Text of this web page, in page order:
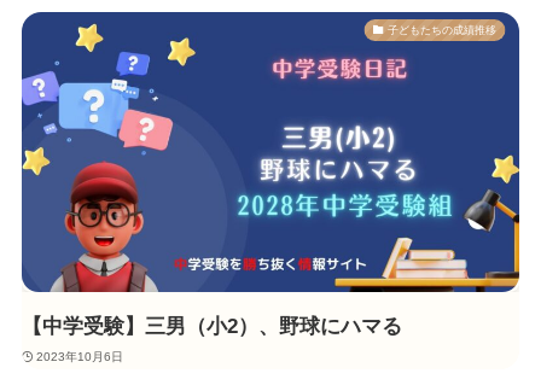
子どもたちの成績推移
【中学受験】三男（小2）、野球にハマる
2023年10月6日